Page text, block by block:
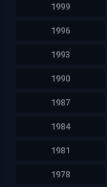
1999
1996
1993
1990
1987
1984
1981
1978